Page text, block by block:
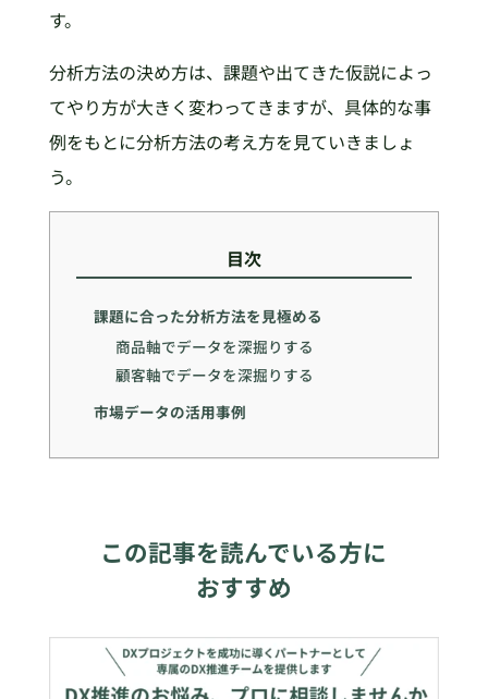
す。
分析方法の決め方は、課題や出てきた仮説によっ
てやり方が大きく変わってきますが、具体的な事
例をもとに分析方法の考え方を見ていきましょ
う。
目次
課題に合った分析方法を見極める
商品軸でデータを深掘りする
顧客軸でデータを深掘りする
市場データの活用事例
この記事を読んでいる方に
おすすめ